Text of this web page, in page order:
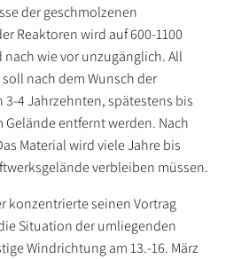
der geschmolzenen
Reaktoren wird auf 600-1100
wie vor unzugänglich. All
nach dem Wunsch der
4 Jahrzehnten, spätestens bis
Gelände entfernt werden. Nach
Material wird viele Jahre bis
verbleiben müssen.
konzentrierte seinen Vortrag
Situation der umliegenden
Windrichtung am 13.-16. März